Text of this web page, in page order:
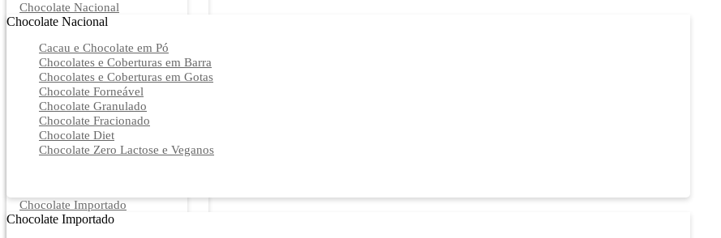
Chocolate Nacional
Chocolate Nacional
Cacau e Chocolate em Pó
Chocolates e Coberturas em Barra
Chocolates e Coberturas em Gotas
Chocolate Forneável
Chocolate Granulado
Chocolate Fracionado
Chocolate Diet
Chocolate Zero Lactose e Veganos
Chocolate Importado
Chocolate Importado